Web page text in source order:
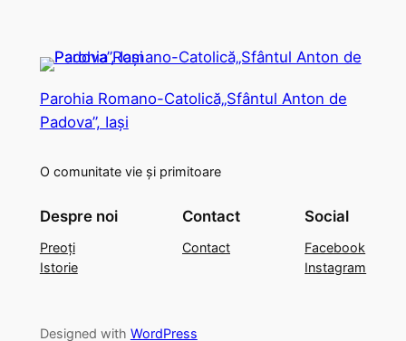
Parohia Romano-Catolică„Sfântul Anton de
Padova”, Iași
O comunitate vie și primitoare
Despre noi
Preoți
Istorie
Contact
Contact
Social
Facebook
Instagram
Designed with WordPress